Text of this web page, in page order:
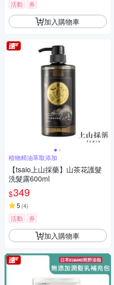
活動 券
加入購物車
植物精油萃取添加
【tsaio上山採藥】山茶花護髮
洗髮露600ml
$349
5 (4)
活動 券
加入購物車